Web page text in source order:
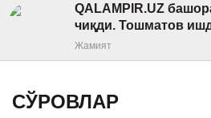
QALAMPIR.UZ
чиқди. Тошматов
Жамият
СЎРОВЛАР